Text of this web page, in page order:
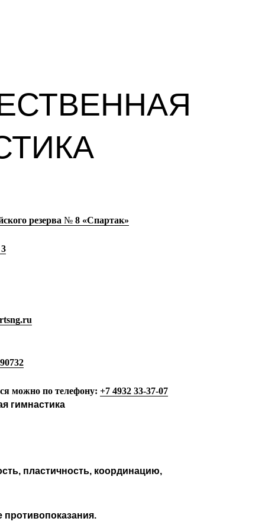
резерва № 8 «Спартак»
можно по телефону: +7 4932 33-37-07
гимнастика
пластичность, координацию,
противопоказания.